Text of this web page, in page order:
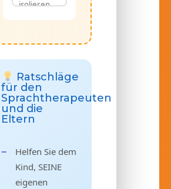
Ratschläge
für den
Sprachtherapeuten
und die
Eltern
Helfen Sie dem
Kind, SEINE
eigenen